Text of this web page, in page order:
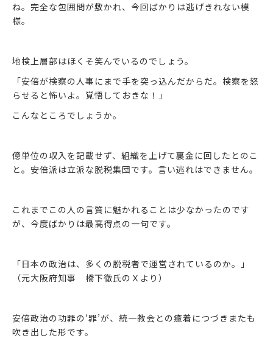
ね。完全な包囲問が敷かれ、今回ばかりは逃げきれない模
様。
地検上層部はほくそ笑んでいるのでしょう。
「安倍が検察の人事にまで手を突っ込んだからだ。検察を怒
らせると怖いよ。覚悟しておきな！」
こんなところでしょうか。
億単位の収入を記載せず、組織を上げて裏金に回したとのこ
と。安倍派は立派な脱税集団です。言い逃れはできません。
これまでこの人の言質に魅かれることは少なかったのです
が、今度ばかりは最高得点の一句です。
「日本の政治は、多くの脱税者で運営されているのか。」
（元大阪府知事 橋下徹氏のＸより）
安倍政治の功罪の‘罪’が、統一教会との癒着につづきまたも
吹き出した形です。